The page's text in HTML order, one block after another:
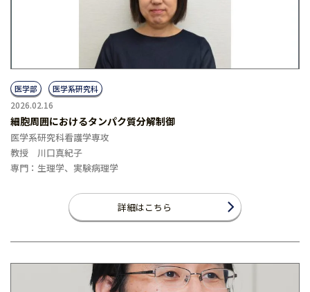
医学部 医学系研究科
2026.02.16
細胞周囲におけるタンパク質分解制御
医学系研究科看護学専攻
教授 川口真紀子
専門：生理学、実験病理学
詳細はこちら